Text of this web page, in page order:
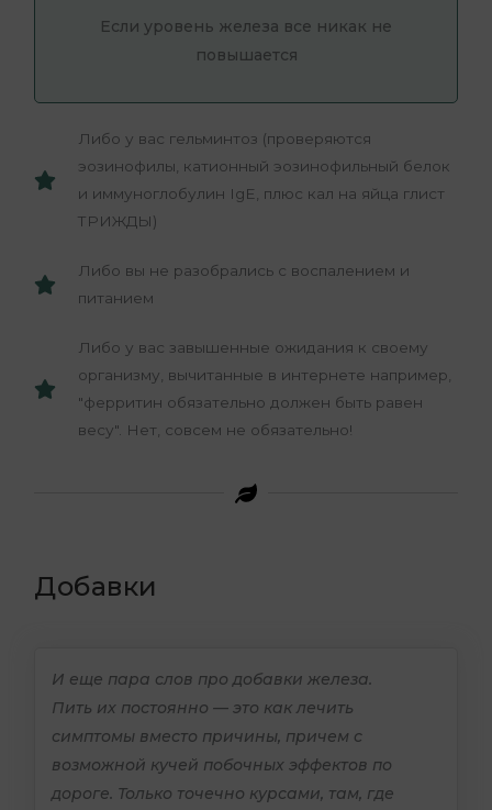
Если уровень железа все никак не
повышается
Либо у вас гельминтоз (проверяются
эозинофилы, катионный эозинофильный белок
и иммуноглобулин IgE, плюс кал на яйца глист
ТРИЖДЫ)
Либо вы не разобрались с воспалением и
питанием
Либо у вас завышенные ожидания к своему
организму, вычитанные в интернете например,
"ферритин обязательно должен быть равен
весу". Нет, совсем не обязательно!
Добавки
И еще пара слов про добавки железа.
Пить их постоянно — это как лечить
симптомы вместо причины, причем с
возможной кучей побочных эффектов по
дороге. Только точечно курсами, там, где